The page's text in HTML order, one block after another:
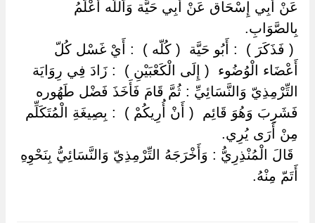
عَنْ أَبِي إِسْحَاق عَنْ أَبِي حَيَّة وَاَللَّه أَعْلَمُ
بِالصَّوَابِ.
‏ ‏( فَذَكَرَ ) ‏ ‏: أَبُو حَيَّة ‏ ‏( كُلّه ) ‏ ‏: أَيْ غَسْل كُلّ
أَعْضَاء الْوُضُوء ‏ ‏( إِلَى الْكَعْبَيْنِ ) ‏ ‏: زَادَ فِي رِوَايَة
التِّرْمِذِيّ وَالنَّسَائِيِّ : ثُمَّ قَامَ فَأَخَذَ فَضْل طَهُوره
فَشَرِبَ وَهُوَ قَائِم ‏ ‏( أَنْ أُرِيكُمْ ) ‏ ‏: بِصِيغَةِ الْمُتَكَلِّم
مِنْ أَرَى يُرِي.
‏ ‏قَالَ الْمُنْذِرِيُّ : وَأَخْرَجَهُ التِّرْمِذِيّ وَالنَّسَائِيُّ بِنَحْوِهِ
أَتَمّ مِنْهُ.